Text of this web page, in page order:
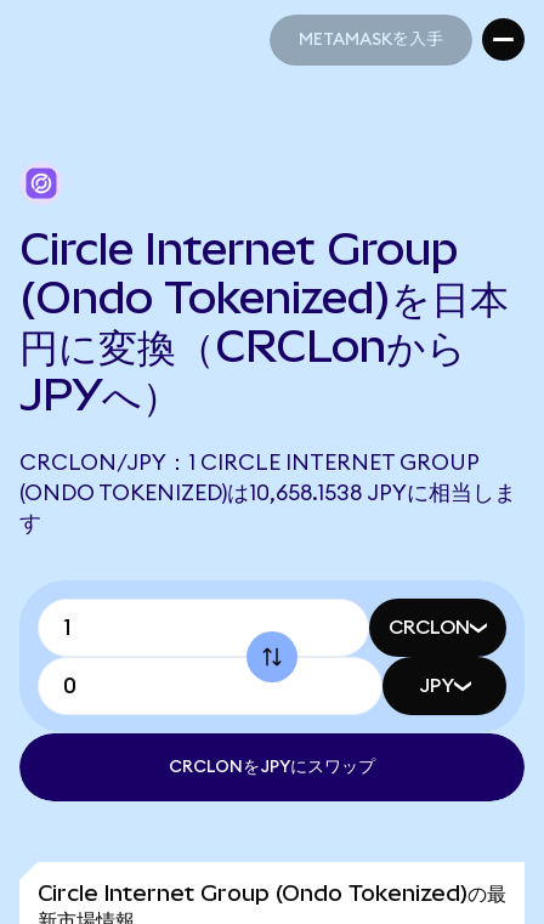
METAMASKを入手
Circle Internet Group
(Ondo Tokenized)を日本
円に変換（CRCLonから
JPYへ）
CRCLON/JPY：1 CIRCLE INTERNET GROUP
(ONDO TOKENIZED)は10,658.1538 JPYに相当しま
す
CRCLON
JPY
CRCLONをJPYにスワップ
Circle Internet Group (Ondo Tokenized)の最